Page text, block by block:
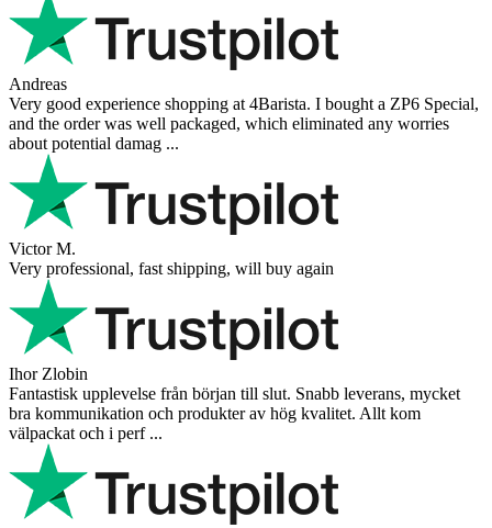
Andreas
Very good experience shopping at 4Barista. I bought a ZP6 Special,
and the order was well packaged, which eliminated any worries
about potential damag ...
Victor M.
Very professional, fast shipping, will buy again
Ihor Zlobin
Fantastisk upplevelse från början till slut. Snabb leverans, mycket
bra kommunikation och produkter av hög kvalitet. Allt kom
välpackat och i perf ...